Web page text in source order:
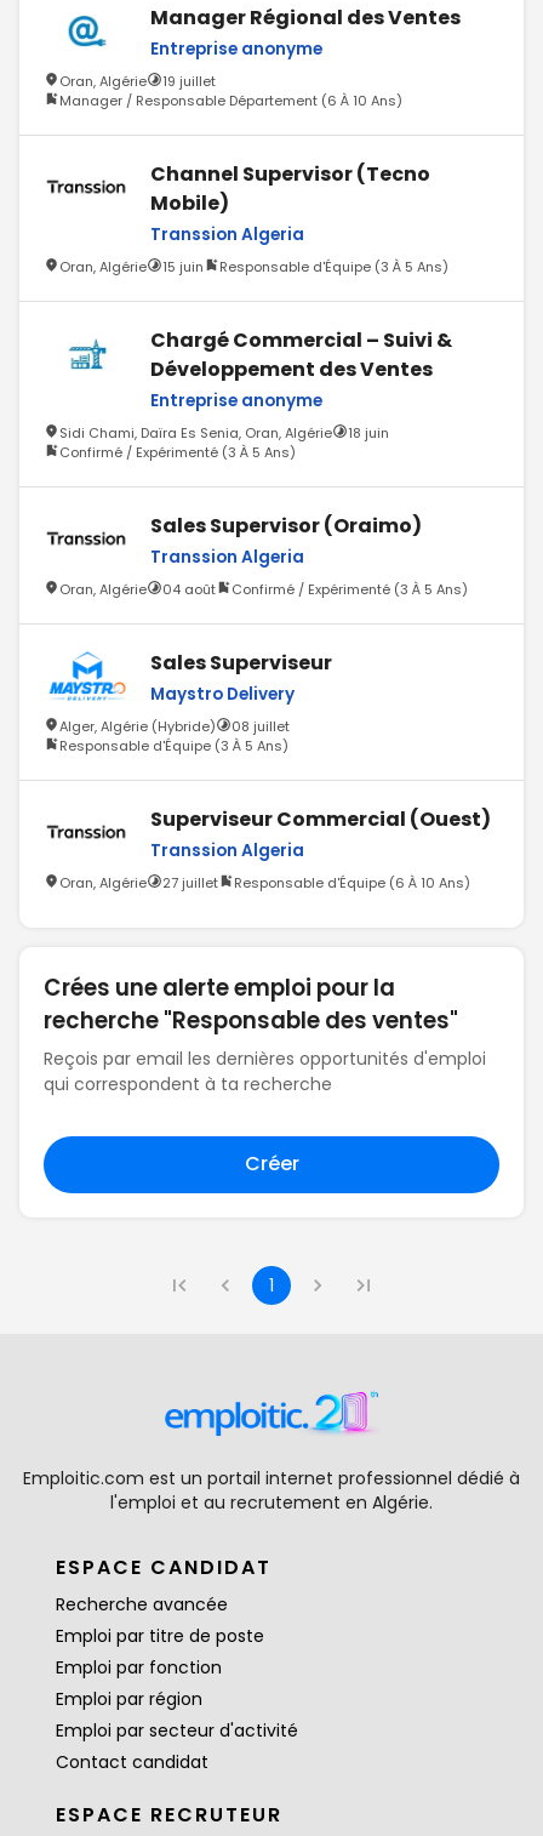
Manager Régional des Ventes
Entreprise anonyme
Oran, Algérie
19 juillet
Manager / Responsable Département (6 À 10 Ans)
Channel Supervisor (Tecno
Mobile)
Transsion Algeria
Oran, Algérie 15 juin Responsable d'Équipe (3 À 5 Ans)
Chargé Commercial – Suivi &
Développement des Ventes
Entreprise anonyme
Sidi Chami, Daïra Es Senia, Oran, Algérie
18 juin
Confirmé / Expérimenté (3 À 5 Ans)
Sales Supervisor (Oraimo)
Transsion Algeria
Oran, Algérie 04 août Confirmé / Expérimenté (3 À 5 Ans)
Sales Superviseur
Maystro Delivery
Alger, Algérie (Hybride)
08 juillet
Responsable d'Équipe (3 À 5 Ans)
Superviseur Commercial (Ouest)
Transsion Algeria
Oran, Algérie 27 juillet Responsable d'Équipe (6 À 10 Ans)
Crées une alerte emploi pour la
recherche "Responsable des ventes"
Reçois par email les dernières opportunités d'emploi
qui correspondent à ta recherche
Créer
1
Emploitic.com est un portail internet professionnel dédié à
l'emploi et au recrutement en Algérie.
ESPACE CANDIDAT
Recherche avancée
Emploi par titre de poste
Emploi par fonction
Emploi par région
Emploi par secteur d'activité
Contact candidat
ESPACE RECRUTEUR